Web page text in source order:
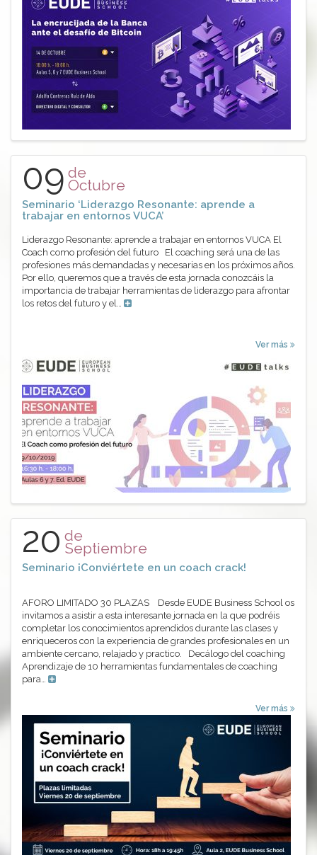
09 de
Octubre
Seminario ‘Liderazgo Resonante: aprende a
trabajar en entornos VUCA’
Liderazgo Resonante: aprende a trabajar en entornos VUCA El
Coach como profesión del futuro El coaching será una de las
profesiones más demandadas y necesarias en los próximos años.
Por ello, queremos que a través de esta jornada conozcáis la
importancia de trabajar herramientas de liderazgo para afrontar
los retos del futuro y el…
Ver más
20 de
Septiembre
Seminario ¡Conviértete en un coach crack!
AFORO LIMITADO 30 PLAZAS Desde EUDE Business School os
invitamos a asistir a esta interesante jornada en la que podréis
completar los conocimientos aprendidos durante las clases y
enriqueceros con la experiencia de grandes profesionales en un
ambiente cercano, relajado y practico. Decálogo del coaching
Aprendizaje de 10 herramientas fundamentales de coaching
para…
Ver más